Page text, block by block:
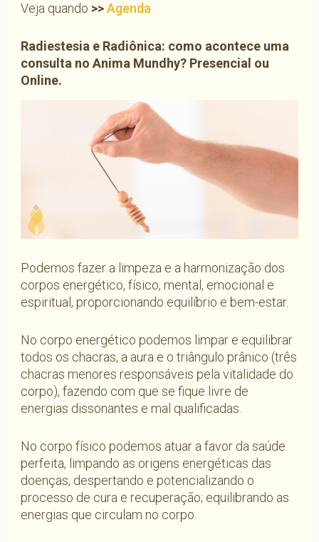
Veja quando >>Agenda
Radiestesia e Radiônica: como acontece uma
consulta no Anima Mundhy? Presencial ou
Online.
Podemos fazer a limpeza e a harmonização dos
corpos energético, físico, mental, emocional e
espiritual, proporcionando equilíbrio e bem-estar.
No corpo energético podemos limpar e equilibrar
todos os chacras, a aura e o triângulo prânico (três
chacras menores responsáveis pela vitalidade do
corpo), fazendo com que se fique livre de
energias dissonantes e mal qualificadas.
No corpo físico podemos atuar a favor da saúde
perfeita, limpando as origens energéticas das
doenças, despertando e potencializando o
processo de cura e recuperação; equilibrando as
energias que circulam no corpo.